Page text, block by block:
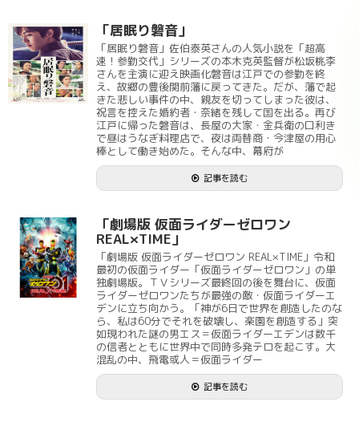
「居眠り磐音」
「居眠り磐音」佐伯泰英さんの人気小説を「超高
速！参勤交代」シリーズの本木克英監督が松坂桃李
さんを主演に迎え映画化磐音は江戸での参勤を終
え、故郷の豊後関前藩に戻ってきた。だが、藩で起
きた悲しい事件の中、親友を切ってしまった彼は、
祝言を控えた婚約者・奈緒を残して国を出る。再び
江戸に帰った磐音は、長屋の大家・金兵衛の口利き
で昼はうなぎ料理店で、夜は両替商・今津屋の用心
棒として働き始めた。そんな中、幕府が
記事を読む
「劇場版 仮面ライダーゼロワン
REAL×TIME」
「劇場版 仮面ライダーゼロワン REAL×TIME」令和
最初の仮面ライダー「仮面ライダーゼロワン」の単
独劇場版。ＴＶシリーズ最終回の後を舞台に、仮面
ライダーゼロワンたちが最強の敵・仮面ライダーエ
デンに立ち向かう。「神が6日で世界を創造したのな
ら、私は60分でそれを破壊し、楽園を創造する」突
如現われた謎の男エス＝仮面ライダーエデンは数千
の信者とともに世界中で同時多発テロを起こす。大
混乱の中、飛電或人＝仮面ライダー
記事を読む